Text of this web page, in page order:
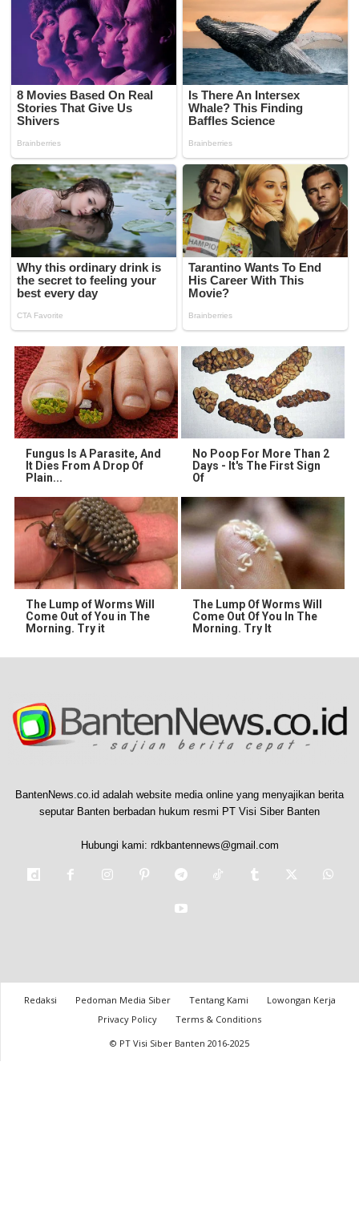
Fungus Is A Parasite, And
It Dies From A Drop Of
Plain...
No Poop For More Than 2
Days - It's The First Sign
Of
The Lump of Worms Will
Come Out of You in The
Morning. Try it
The Lump Of Worms Will
Come Out Of You In The
Morning. Try It
BantenNews.co.id adalah website media online yang menyajikan berita
seputar Banten berbadan hukum resmi PT Visi Siber Banten
Hubungi kami: rdkbantennews@gmail.com
Redaksi Pedoman Media Siber Tentang Kami
Lowongan Kerja
Privacy Policy
Terms & Conditions
© PT Visi Siber Banten 2016-2025